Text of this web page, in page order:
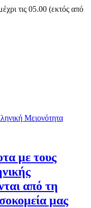
τις 05.00 (εκτός από
Μειονότητα
με τους
από τη
μας